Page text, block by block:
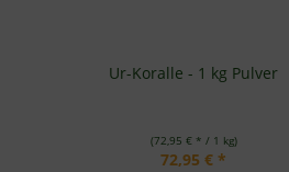
Ur-Koralle - 1 kg Pulver
(72,95 € * / 1 kg)
72,95 € *